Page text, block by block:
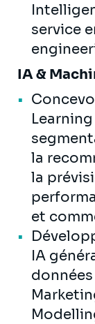
service
IA &
la
la
et
IA